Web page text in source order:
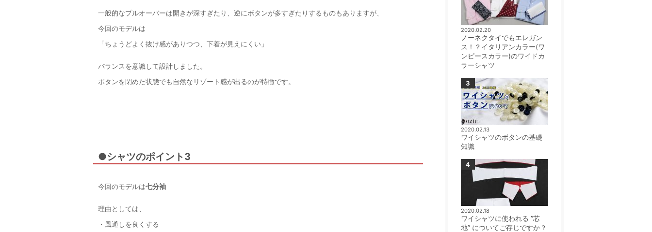
一般的なプルオーバーは開きが深すぎたり、逆にボタンが多すぎたりするものもありますが、
今回のモデルは
「ちょうどよく抜け感がありつつ、下着が見えにくい」
バランスを意識して設計しました。
ボタンを閉めた状態でも自然なリゾート感が出るのが特徴です。
●シャツのポイント3
今回のモデルは七分袖
理由としては、
・風通しを良くする
2020.02.20
ノーネクタイでもエレガン
ス！？イタリアンカラー(ワ
ンピースカラー)のワイドカ
ラーシャツ
2020.02.13
ワイシャツのボタンの基礎
知識
2020.02.18
ワイシャツに使われる ”芯
地” についてご存じですか？